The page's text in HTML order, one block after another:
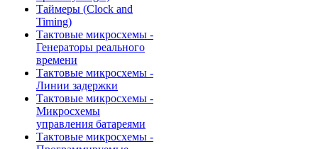
Таймеры (Clock and
Timing)
Тактовые микросхемы -
Генераторы реального
времени
Тактовые микросхемы -
Линии задержки
Тактовые микросхемы -
Микросхемы
управления батареями
Тактовые микросхемы -